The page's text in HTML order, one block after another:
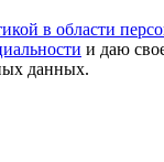
в области
и даю
данных.